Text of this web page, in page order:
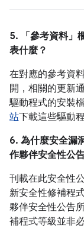
5. 「參考資料」
表什麼？
在對應的參考資
開，相關的更新
驅動程式的安裝
站下載這些驅動程
6. 為什麼安全漏
作夥伴安全性公
刊載在此安全性
新安全性修補程
夥伴安全性公告
補程式等級並非